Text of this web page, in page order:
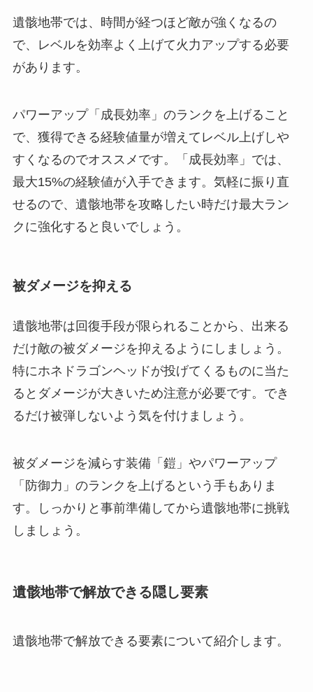
遺骸地帯では、時間が経つほど敵が強くなるの
で、レベルを効率よく上げて火力アップする必要
があります。
パワーアップ「成長効率」のランクを上げること
で、獲得できる経験値量が増えてレベル上げしや
すくなるのでオススメです。「成長効率」では、
最大15%の経験値が入手できます。気軽に振り直
せるので、遺骸地帯を攻略したい時だけ最大ラン
クに強化すると良いでしょう。
被ダメージを抑える
遺骸地帯は回復手段が限られることから、出来る
だけ敵の被ダメージを抑えるようにしましょう。
特にホネドラゴンヘッドが投げてくるものに当た
るとダメージが大きいため注意が必要です。でき
るだけ被弾しないよう気を付けましょう。
被ダメージを減らす装備「鎧」やパワーアップ
「防御力」のランクを上げるという手もありま
す。しっかりと事前準備してから遺骸地帯に挑戦
しましょう。
遺骸地帯で解放できる隠し要素
遺骸地帯で解放できる要素について紹介します。